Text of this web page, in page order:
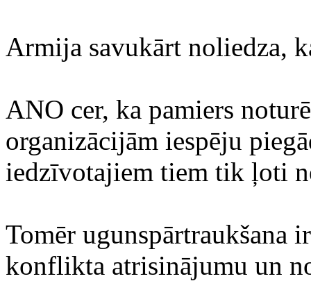
Armija savukārt noliedza,
ANO cer, ka pamiers
organizācijām iespēju
iedzīvotajiem tiem tik ļoti
Tomēr ugunspārtraukšana
konflikta atrisinājumu un